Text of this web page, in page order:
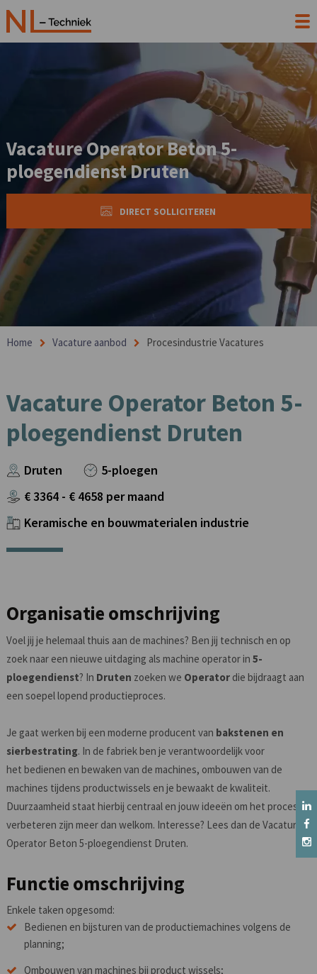
Vacature Operator Beton 5-
ploegendienst Druten
DIRECT SOLLICITEREN
Home Vacature aanbod Procesindustrie Vacatures
Vacature Operator Beton 5-
ploegendienst Druten
Druten
5-ploegen
€3364 - € 4658 per maand
Keramische en bouwmaterialen industrie
Organisatie omschrijving
Voel jij je helemaal thuis aan de machines? Ben jij technisch en op
zoek naar een nieuwe uitdaging als machine operator in 5-
ploegendienst? In Druten zoeken we Operatordie bijdraagt aan
een soepel lopend productieproces.
Je gaat werken bij een moderne producent van bakstenen en
sierbestrating. In de fabriek ben je verantwoordelijk voor
het bedienen en bewaken van de machines, ombouwen van de
machines tijdens productwissels en je bewaakt de kwaliteit.
Duurzaamheid staat hierbij centraal en jouw ideeën om het proces te
verbeteren zijn meer dan welkom. Interesse? Lees dan de Vacature
Operator Beton 5-ploegendienst Druten.
Functie omschrijving
Enkele taken opgesomd:
Bedienen en bijsturen van de productiemachines volgens de
planning;
Ombouwen van machines bij product wissels;